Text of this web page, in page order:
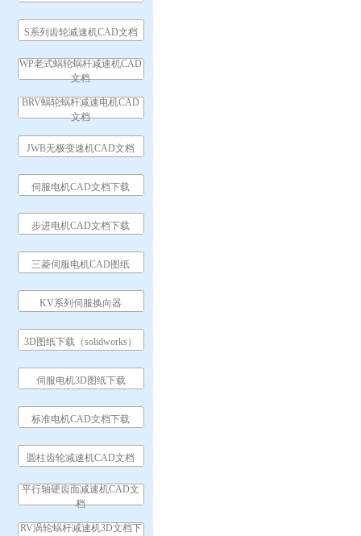
S系列齿轮减速机CAD文档
WP老式蜗轮蜗杆减速机CAD
文档
BRV蜗轮蜗杆减速电机CAD
文档
JWB无极变速机CAD文档
伺服电机CAD文档下载
步进电机CAD文档下载
三菱伺服电机CAD图纸
KV系列伺服换向器
3D图纸下载（solidworks）
伺服电机3D图纸下载
标准电机CAD文档下载
圆柱齿轮减速机CAD文档
平行轴硬齿面减速机CAD文
档
RV涡轮蜗杆减速机3D文档下